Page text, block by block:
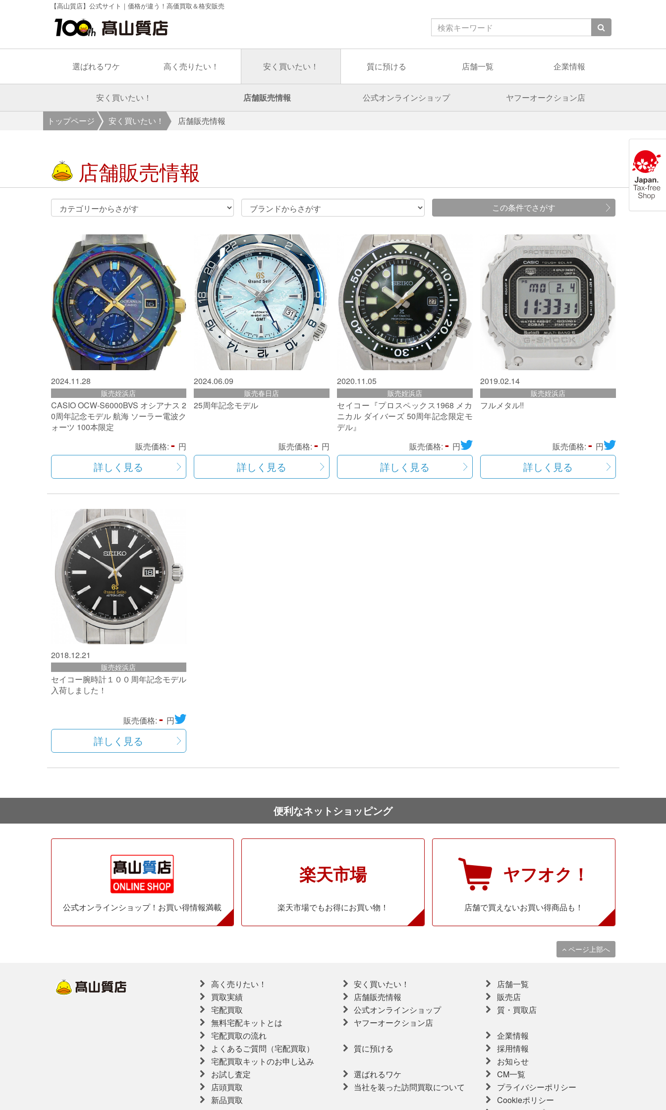
【高山質店】公式サイト｜価格が違う！高価買取＆格安販売
選ばれるワケ 高く売りたい！ 安く買いたい！ 質に預ける 店舗一覧 企業情報
安く買いたい！ 店舗販売情報 公式オンラインショップ ヤフーオークション店
トップページ 安く買いたい！ 店舗販売情報
店舗販売情報
この条件でさがす
2024.11.28
販売姪浜店
CASIO OCW-S6000BVS オシアナス 2
0周年記念モデル 航海 ソーラー電波ク
ォーツ 100本限定
販売価格:- 円
詳しく見る
2024.06.09
販売春日店
25周年記念モデル
販売価格: - 円
詳しく見る
2020.11.05
販売姪浜店
セイコー『プロスペックス1968 メカ
ニカル ダイバーズ 50周年記念限定モ
デル』
販売価格:- 円
詳しく見る
2019.02.14
販売姪浜店
フルメタル!!
販売価格: - 円
詳しく見る
2018.12.21
販売姪浜店
セイコー腕時計１００周年記念モデル
入荷しました！
販売価格: - 円
詳しく見る
便利なネットショッピング
公式オンラインショップ！お買い得情報満載
楽天市場
楽天市場でもお得にお買い物！
ヤフオク！
店舗で買えないお買い得商品も！
ページ上部へ
高く売りたい！
買取実績
宅配買取
無料宅配キットとは
宅配買取の流れ
よくあるご質問（宅配買取）
宅配買取キットのお申し込み
お試し査定
店頭買取
新品買取
安く買いたい！
店舗販売情報
公式オンラインショップ
ヤフーオークション店
質に預ける
選ばれるワケ
当社を装った訪問買取について
店舗一覧
販売店
質・買取店
企業情報
採用情報
お知らせ
CM一覧
プライバシーポリシー
Cookieポリシー